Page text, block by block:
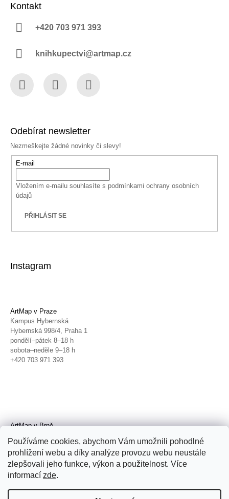
Používáme cookies, abychom Vám umožnili pohodlné
prohlížení webu a díky analýze provozu webu neustále
zlepšovali jeho funkce, výkon a použitelnost. Více
informací zde.
Kontakt
+420 703 971 393
knihkupectvi@artmap.cz
Odebírat newsletter
Nezmeškejte žádné novinky či slevy!
E-mail
Vložením e-mailu souhlasíte s podmínkami ochrany osobních
údajů
PŘIHLÁSIT SE
Instagram
ArtMap v Praze
Kampus Hybernská
Hybernská 998/4, Praha 1
pondělí–pátek 8–18 h
sobota–neděle 9–18 h
+420 703 971 393
ArtMap v Brně
Radnická 4, Brno
úterý–pátek 11–19 h
sobota 14–19 h
+420 702 152 298